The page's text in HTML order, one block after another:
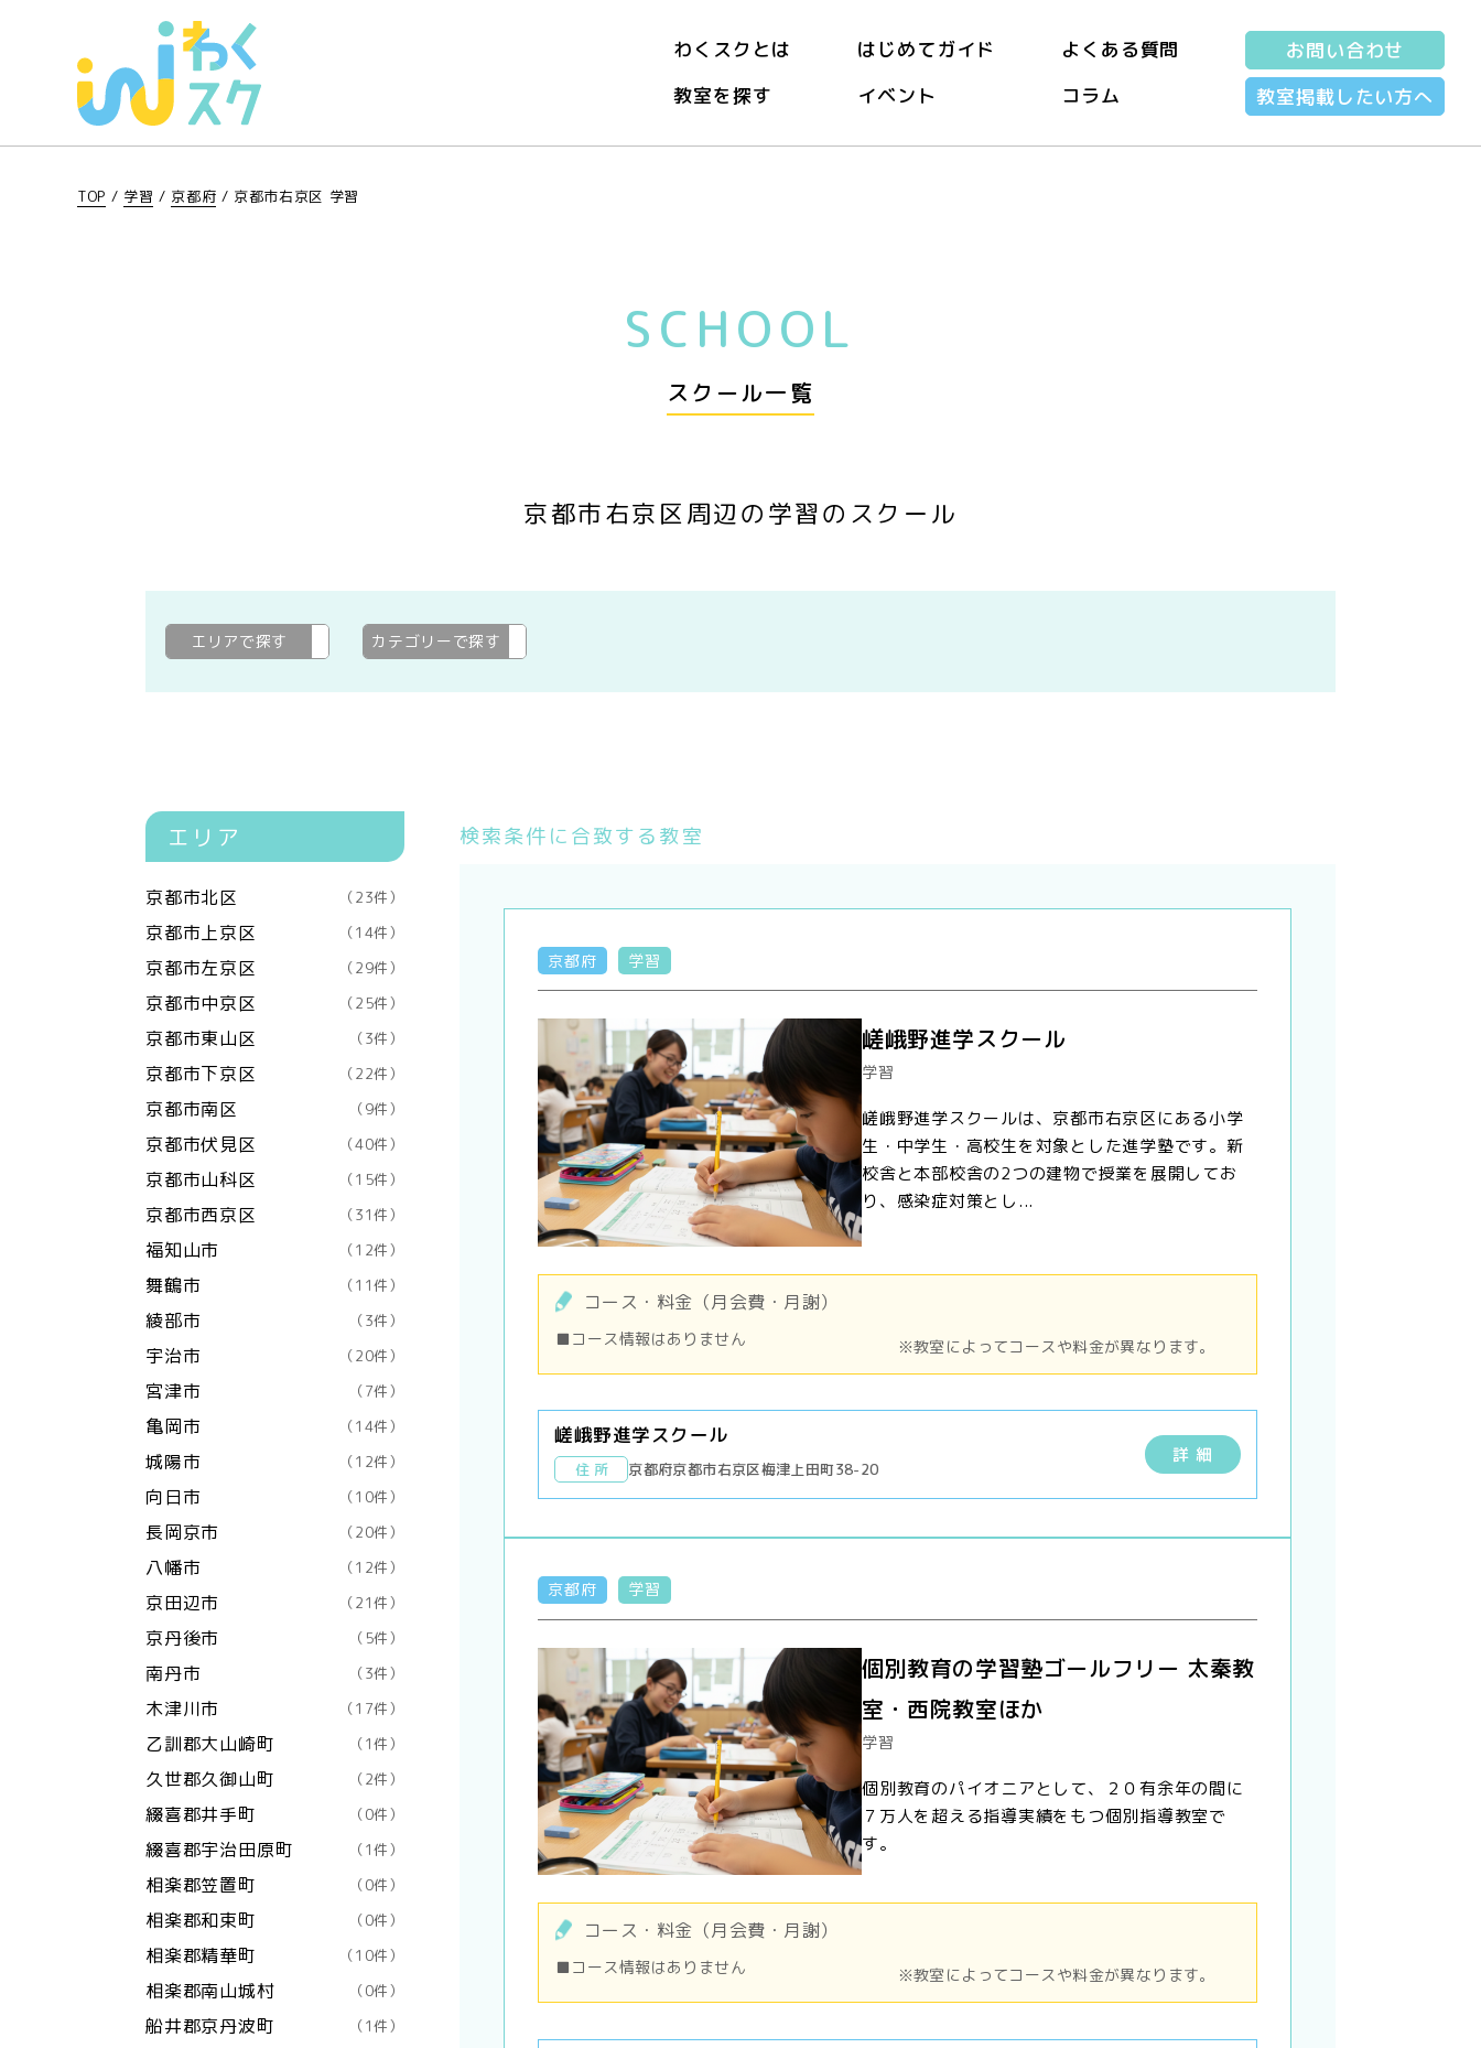
わくスクとは はじめてガイド
よくある質問
教室を探す
イベント コラム
お問い合わせ
教室掲載したい方へ
TOP / 学習 / 京都府 / 京都市右京区 学習
SCHOOL
スクール一覧
京都市右京区周辺の学習のスクール
エリアで探す 京都市右京区
カテゴリーで探す
エリア
京都市北区 （23件）
京都市上京区 （14件）
京都市左京区 （29件）
京都市中京区 （25件）
京都市東山区 （3件）
京都市下京区 （22件）
京都市南区 （9件）
京都市伏見区 （40件）
京都市山科区 （15件）
京都市西京区 （31件）
福知山市 （12件）
舞鶴市 （11件）
綾部市 （3件）
宇治市 （20件）
宮津市 （7件）
亀岡市 （14件）
城陽市 （12件）
向日市 （10件）
長岡京市 （20件）
八幡市 （12件）
京田辺市 （21件）
京丹後市 （5件）
南丹市 （3件）
木津川市 （17件）
乙訓郡大山崎町 （1件）
久世郡久御山町 （2件）
綴喜郡井手町 （0件）
綴喜郡宇治田原町 （1件）
相楽郡笠置町 （0件）
相楽郡和束町 （0件）
相楽郡精華町 （10件）
相楽郡南山城村 （0件）
船井郡京丹波町 （1件）
検索条件に合致する教室
京都府 学習
嵯峨野進学スクール
学習
嵯峨野進学スクールは、京都市右京区にある小学
生・中学生・高校生を対象とした進学塾です。新
校舎と本部校舎の2つの建物で授業を展開してお
り、感染症対策とし...
コース・料金（月会費・月謝）
■コース情報はありません ※教室によってコースや料金が異なります。
嵯峨野進学スクール
住 所 京都府京都市右京区梅津上田町38-20
詳 細
京都府 学習
個別教育の学習塾ゴールフリー 太秦教
室・西院教室ほか
学習
個別教育のパイオニアとして、２０有余年の間に
７万人を超える指導実績をもつ個別指導教室で
す。
コース・料金（月会費・月謝）
■コース情報はありません ※教室によってコースや料金が異なります。